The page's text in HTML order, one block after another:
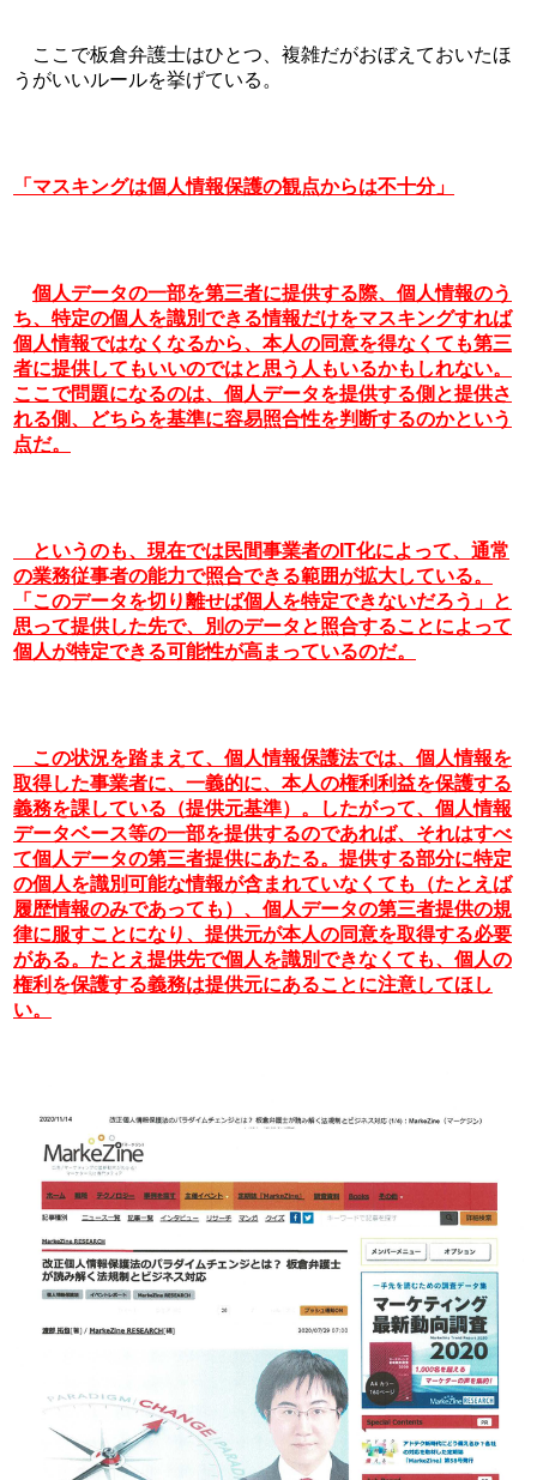
ここで板倉弁護士はひとつ、複雑だがおぼえておいたほ
うがいいルールを挙げている。
「マスキングは個人情報保護の観点からは不十分」
個人データの一部を第三者に提供する際、個人情報のう
ち、特定の個人を識別できる情報だけをマスキングすれば
個人情報ではなくなるから、本人の同意を得なくても第三
者に提供してもいいのではと思う人もいるかもしれない。
ここで問題になるのは、個人データを提供する側と提供さ
れる側、どちらを基準に容易照合性を判断するのかという
点だ。
というのも、現在では民間事業者のIT化によって、通常
の業務従事者の能力で照合できる範囲が拡大している。
「このデータを切り離せば個人を特定できないだろう」と
思って提供した先で、別のデータと照合することによって
個人が特定できる可能性が高まっているのだ。
この状況を踏まえて、個人情報保護法では、個人情報を
取得した事業者に、一義的に、本人の権利利益を保護する
義務を課している（提供元基準）。したがって、個人情報
データベース等の一部を提供するのであれば、それはすべ
て個人データの第三者提供にあたる。提供する部分に特定
の個人を識別可能な情報が含まれていなくても（たとえば
履歴情報のみであっても）、個人データの第三者提供の規
律に服すことになり、提供元が本人の同意を取得する必要
がある。たとえ提供先で個人を識別できなくても、個人の
権利を保護する義務は提供元にあることに注意してほし
い。